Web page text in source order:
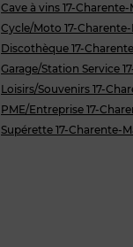
Cave à vins 17-
Cycle/Moto 17-
Discothèque 17-
Garage/Station Service
Loisirs/Souvenirs 17-
PME/Entreprise 17-
Supérette 17-Charente-